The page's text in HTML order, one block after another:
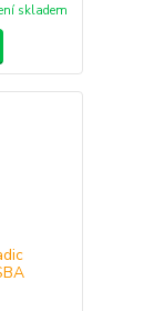
skladem